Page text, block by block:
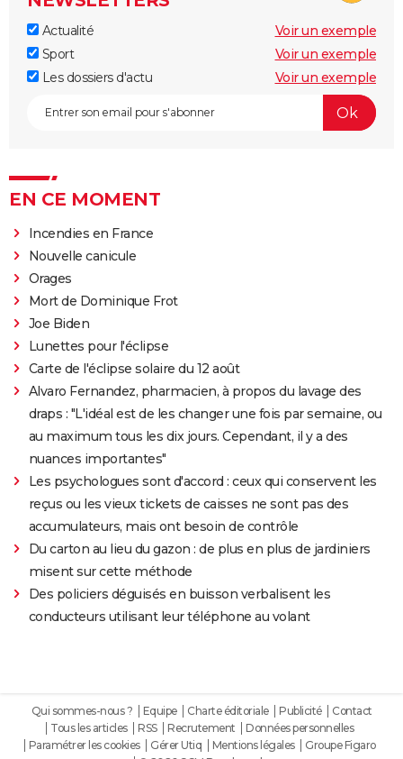
Actualité
Voir un exemple
Sport
Voir un exemple
Les dossiers d'actu
Voir un exemple
EN CE MOMENT
Incendies en France
Nouvelle canicule
Orages
Mort de Dominique Frot
Joe Biden
Lunettes pour l'éclipse
Carte de l'éclipse solaire du 12 août
Alvaro Fernandez, pharmacien, à propos du lavage des
draps : "L'idéal est de les changer une fois par semaine, ou
au maximum tous les dix jours. Cependant, il y a des
nuances importantes"
Les psychologues sont d'accord : ceux qui conservent les
reçus ou les vieux tickets de caisses ne sont pas des
accumulateurs, mais ont besoin de contrôle
Du carton au lieu du gazon : de plus en plus de jardiniers
misent sur cette méthode
Des policiers déguisés en buisson verbalisent les
conducteurs utilisant leur téléphone au volant
Qui sommes-nous ? Equipe Charte éditoriale Publicité
Contact
Tous les articles
RSS Recrutement
Données personnelles
Paramétrer les cookies
Gérer Utiq Mentions légales
Groupe Figaro